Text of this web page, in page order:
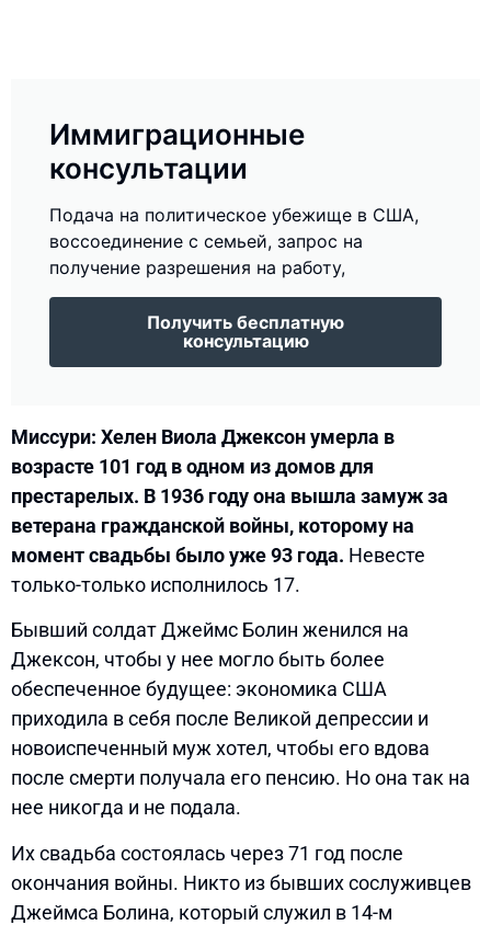
Иммиграционные
консультации
Подача на политическое убежище в США,
воссоединение с семьей, запрос на
получение разрешения на работу,
Получить бесплатную
консультацию
Миссури: Хелен Виола Джексон умерла в
возрасте 101 год в одном из домов для
престарелых. В 1936 году она вышла замуж за
ветерана гражданской войны, которому на
момент свадьбы было уже 93 года. Невесте
только-только исполнилось 17.
Бывший солдат Джеймс Болин женился на
Джексон, чтобы у нее могло быть более
обеспеченное будущее: экономика США
приходила в себя после Великой депрессии и
новоиспеченный муж хотел, чтобы его вдова
после смерти получала его пенсию. Но она так на
нее никогда и не подала.
Их свадьба состоялась через 71 год после
окончания войны. Никто из бывших сослуживцев
Джеймса Болина, который служил в 14-м